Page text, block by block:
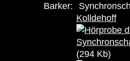
Barker:
Kolldehoff
(294 Kb)